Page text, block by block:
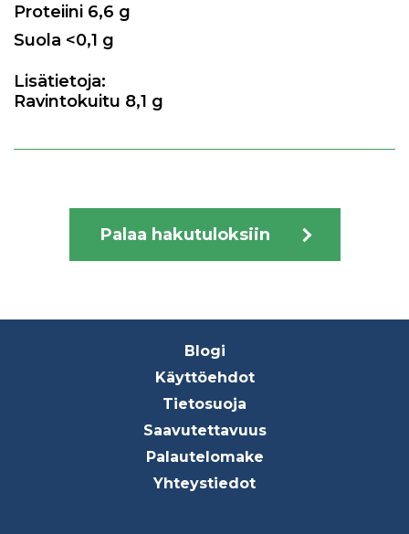
Proteiini 6,6 g
Suola <0,1 g
Lisätietoja:
Ravintokuitu 8,1 g
Palaa hakutuloksiin
Blogi
Käyttöehdot
Tietosuoja
Saavutettavuus
Palautelomake
Yhteystiedot